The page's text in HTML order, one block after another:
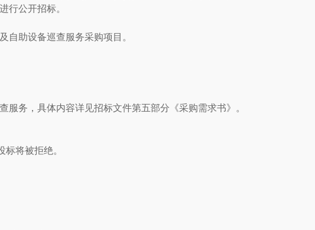
进行公开招标。
自助设备巡查服务采购项目。
务，具体内容详见招标文件第五部分《采购需求书》。
将被拒绝。